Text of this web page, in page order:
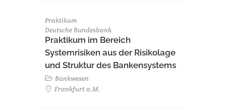
Praktikum
Deutsche Bundesbank
Praktikum im Bereich
Systemrisiken aus der Risikolage
und Struktur des Bankensystems
Bankwesen
Frankfurt a.M.